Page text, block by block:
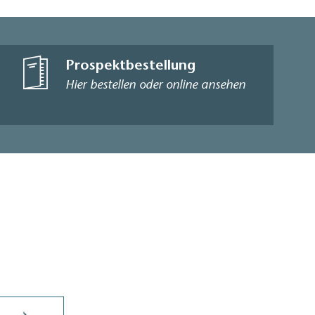
Prospektbestellung
Hier bestellen oder online ansehen